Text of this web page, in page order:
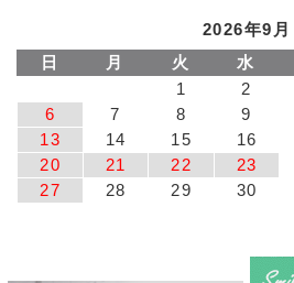
2026年9月
日
月 火 水
1
2
6
7 8 9
13
14 15 16
20
21 22 23
27
28 29 30